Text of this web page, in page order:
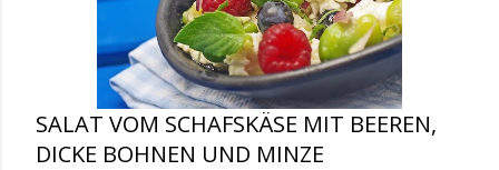
SALAT VOM SCHAFSKÄSE MIT BEEREN,
DICKE BOHNEN UND MINZE